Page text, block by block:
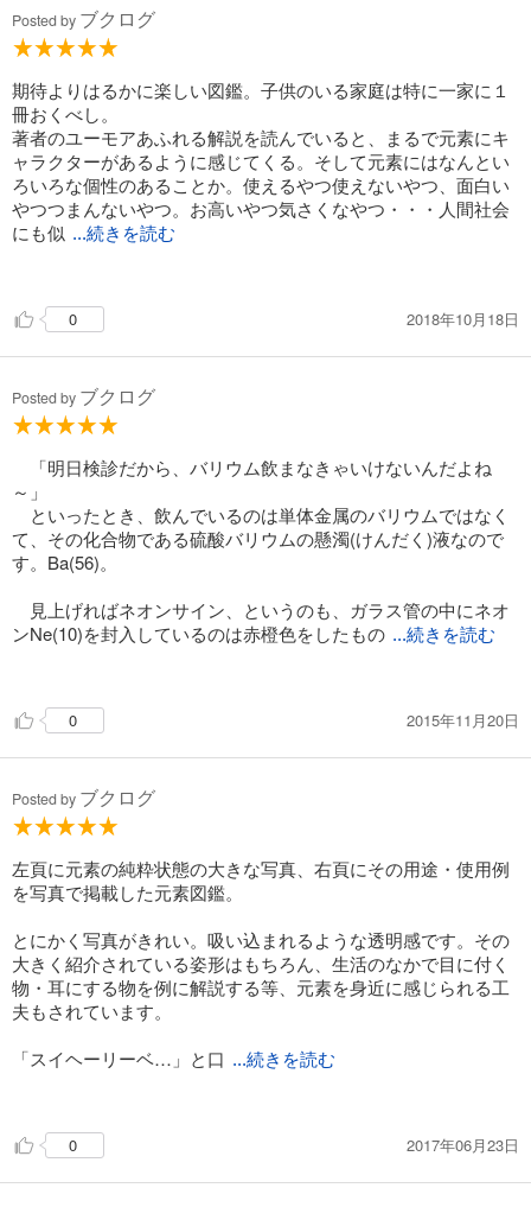
モアある解説は最高で、元素好きなら生涯楽しめる一冊（もう
持ってたかもしれないけど）
明日、応援してる。
学ぶことを楽しんで。
見えないものを見よう。
探究心を、気づきを持って
かかといつまでも
空を見上げてね。
Posted by ブクログ
期待よりはるかに楽しい図鑑。子供のいる家庭は特に一家に１
冊おくべし。
著者のユーモアあふれる解説を読んでいると、まるで元素にキ
ャラクターがあるように感じてくる。そして元素にはなんとい
ろいろな個性のあることか。使えるやつ使えないやつ、面白い
やつつまんないやつ。お高いやつ気さくなやつ・・・人間社会
にも似 ...続きを読む
コレクションがまた秀逸。
元素番号が進んで行くうちどんどん未知の世界になり、それで
0 2018年10月18日
Posted by ブクログ
「明日検診だから、バリウム飲まなきゃいけないんだよね
～」
といったとき、飲んでいるのは単体金属のバリウムではなく
て、その化合物である硫酸バリウムの懸濁(けんだく)液なので
す。Ba(56)。
見上げればネオンサイン、というのも、ガラス管の中にネオ
ンNe(10)を封入しているのは赤橙色をしたもの ...続きを読む
なるなど、ネオンサインに必ずしもネオンが入っているわけで
はないのです。
て人工的に作られた118の元素に関する内容が載っています。
メンデレービウムMd(101)以降の完全に人工的に作られた元
す。
左のページに元素記号と原子番号、筆者の持っている単体の
また、右ページにはその元素で作られた、日常的に使われる
製品、化合物などの写真がふんだんに載っています。その元素
の基礎データ、原子量、密度、原子半径、結晶構造などもあ
り、元素について綿密にかかれています。
最も素晴らしいと感じるのは、それぞれの元素につけられた
が最高です。
図鑑として、適当に元素や鉱物写真を眺めるもよし、解説を
0 2015年11月20日
Posted by ブクログ
左頁に元素の純粋状態の大きな写真、右頁にその用途・使用例
を写真で掲載した元素図鑑。
とにかく写真がきれい。吸い込まれるような透明感です。その
大きく紹介されている姿形はもちろん、生活のなかで目に付く
物・耳にする物を例に解説する等、元素を身近に感じられる工
夫もされています。
「スイヘーリーベ…」と口 ...続きを読む
してはすっかりお手上げとなってしまった学生時代。こんな図
鑑が近くにあれば、もっと違った視点で化学に興味が持てたか
0 2017年06月23日